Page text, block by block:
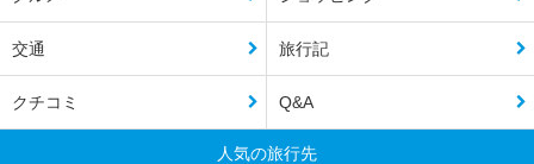
交通 旅行記
クチコミ Q&A
人気の旅行先